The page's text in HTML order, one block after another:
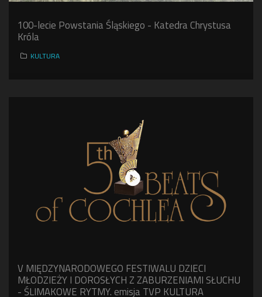
100-lecie Powstania Śląskiego - Katedra Chrystusa
Króla
KULTURA
V MIĘDZYNARODOWEGO FESTIWALU DZIECI
MŁODZIEŻY I DOROSŁYCH Z ZABURZENIAMI SŁUCHU
- ŚLIMAKOWE RYTMY. emisja TVP KULTURA